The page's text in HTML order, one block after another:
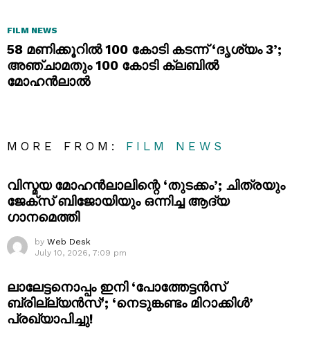
FILM NEWS
58 മണിക്കൂറിൽ 100 കോടി കടന്ന് ‘ദൃശ്യം 3’;
അഞ്ചാമതും 100 കോടി ക്ലബിൽ
മോഹൻലാൽ
MORE FROM: FILM NEWS
വിസ്മയ മോഹൻലാലിന്റെ ‘തുടക്കം’; ചിത്രയും
ജേക്സ് ബിജോയിയും ഒന്നിച്ച ആദ്യ
ഗാനമെത്തി
by Web Desk
July 10, 2026, 7:09 pm
ലാലേട്ടനൊപ്പം ഇനി ‘പോത്തേട്ടൻസ്
ബ്രില്ല്യൻസ്’; ‘നെടുങ്കണ്ടം മിറാക്കിൾ’
പ്രഖ്യാപിച്ചു!